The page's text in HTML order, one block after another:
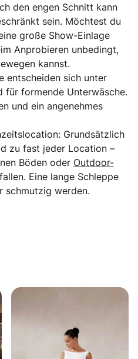
den engen Schnitt kann
sein. Möchtest du
große Show-Einlage
Anprobieren unbedingt,
kannst.
entscheiden sich unter
für formende Unterwäsche.
und ein angenehmes
Grundsätzlich
zu fast jeder Location –
Böden oder Outdoor-
Eine lange Schleppe
schmutzig werden.